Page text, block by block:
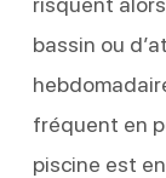
bassin ou
fréquent en
piscine est